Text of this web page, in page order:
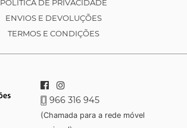
POLÍTICA DE PRIVACIDADE
ENVIOS E DEVOLUÇÕES
TERMOS E CONDIÇÕES
966 316 945
(Chamada para a rede móvel